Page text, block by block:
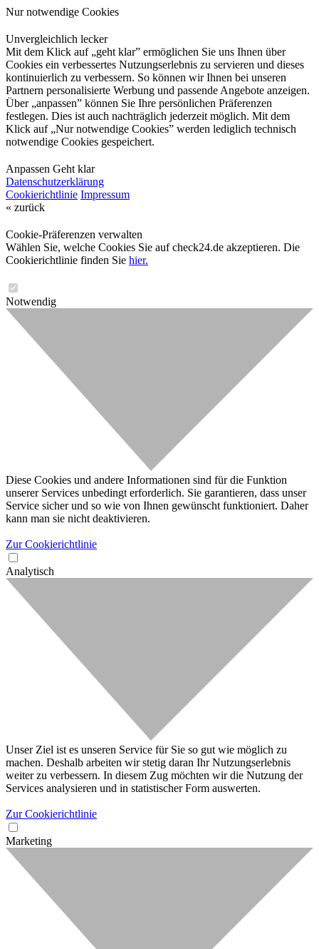
Nur notwendige Cookies
Unvergleichlich lecker
Mit dem Klick auf „geht klar” ermöglichen Sie uns Ihnen über
Cookies ein verbessertes Nutzungserlebnis zu servieren und dieses
kontinuierlich zu verbessern. So können wir Ihnen bei unseren
Partnern personalisierte Werbung und passende Angebote anzeigen.
Über „anpassen” können Sie Ihre persönlichen Präferenzen
festlegen. Dies ist auch nachträglich jederzeit möglich. Mit dem
Klick auf „Nur notwendige Cookies” werden lediglich technisch
notwendige Cookies gespeichert.
Anpassen Geht klar
Datenschutzerklärung
Cookierichtlinie Impressum
« zurück
Cookie-Präferenzen verwalten
Wählen Sie, welche Cookies Sie auf check24.de akzeptieren. Die
Cookierichtlinie finden Sie hier.
Notwendig
Diese Cookies und andere Informationen sind für die Funktion
unserer Services unbedingt erforderlich. Sie garantieren, dass unser
Service sicher und so wie von Ihnen gewünscht funktioniert. Daher
kann man sie nicht deaktivieren.
Zur Cookierichtlinie
Analytisch
Unser Ziel ist es unseren Service für Sie so gut wie möglich zu
machen. Deshalb arbeiten wir stetig daran Ihr Nutzungserlebnis
weiter zu verbessern. In diesem Zug möchten wir die Nutzung der
Services analysieren und in statistischer Form auswerten.
Zur Cookierichtlinie
Marketing